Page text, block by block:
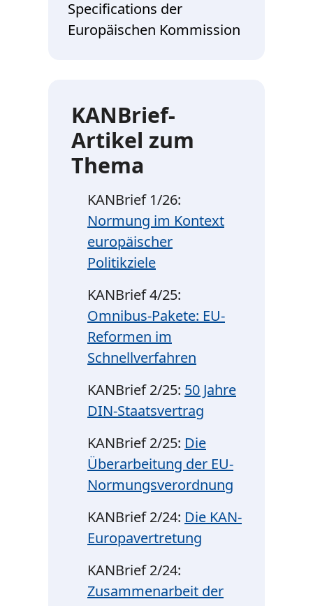
Specifications der
Europäischen Kommission
KANBrief-
Artikel zum
Thema
KANBrief 1/26:
Normung im Kontext
europäischer
Politikziele
KANBrief 4/25:
Omnibus-Pakete: EU-
Reformen im
Schnellverfahren
KANBrief 2/25: 50 Jahre
DIN-Staatsvertrag
KANBrief 2/25: Die
Überarbeitung der EU-
Normungsverordnung
KANBrief 2/24: Die KAN-
Europavertretung
KANBrief 2/24:
Zusammenarbeit der